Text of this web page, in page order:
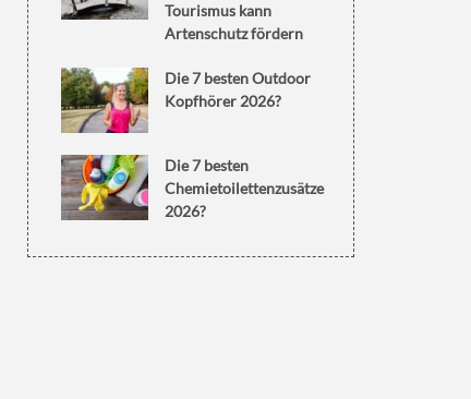
Tourismus kann
Artenschutz fördern
Die 7 besten Outdoor
Kopfhörer 2026?
Die 7 besten
Chemietoilettenzusätze
2026?